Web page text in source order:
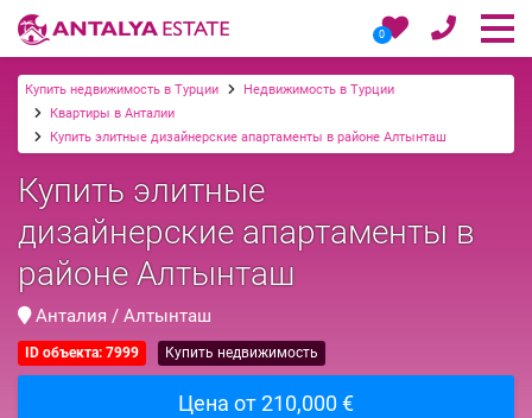
0
Купить недвижимость в Турции
Недвижимость в Турции
Квартиры в Анталии
Купить элитные дизайнерские апартаменты в районе Алтынташ
Купить элитные
дизайнерские апартаменты в
районе Алтынташ
Анталия / Алтынташ
ID объекта: 7999 Купить недвижимость
Цена от 210,000 €